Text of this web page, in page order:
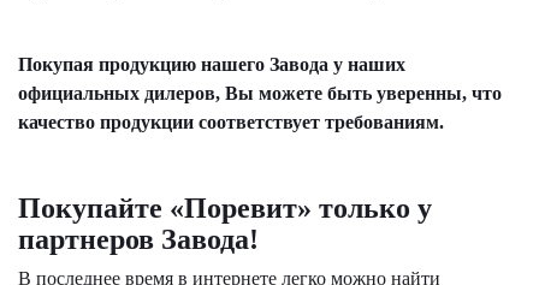
Покупая продукцию нашего Завода у наших
официальных дилеров, Вы можете быть уверенны, что
качество продукции соответствует требованиям.
Покупайте «Поревит» только у
партнеров Завода!
В последнее время в интернете легко можно найти